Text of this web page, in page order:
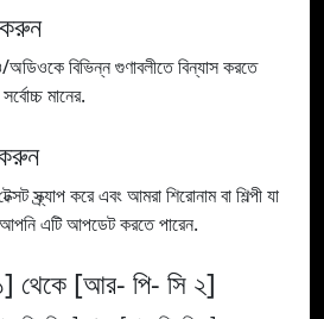
করুন
বিভিন্ন গুণাবলীতে বিন্যাস করতে
মানের.
স্ক্র্যাপ করে এবং আমরা শিরোনাম বা শিল্পী যা
এটি আপডেট করতে পারেন.
থেকে [আর- পি- সি ২]